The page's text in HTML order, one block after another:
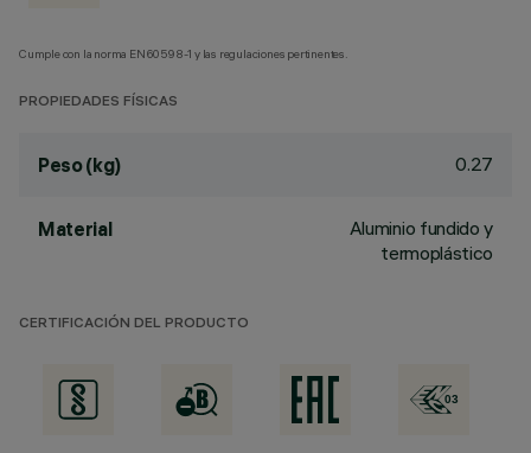
Cumple con la norma EN60598-1 y las regulaciones pertinentes.
PROPIEDADES FÍSICAS
Peso (kg) 0.27
Material
Aluminio fundido y
termoplástico
CERTIFICACIÓN DEL PRODUCTO